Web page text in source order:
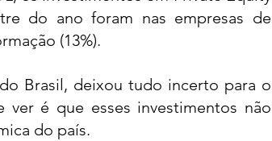
do ano foram nas empresas de
(13%).
Brasil, deixou tudo incerto para o
é que esses investimentos não
do país.